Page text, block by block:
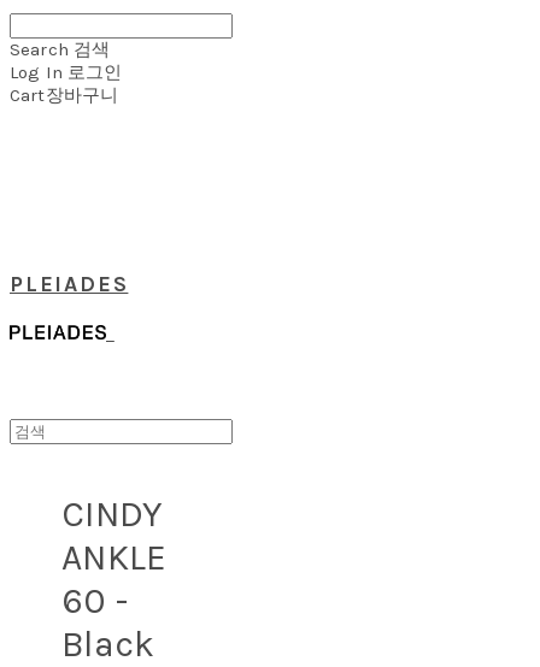
Search 검색
Log In 로그인
Cart장바구니
PLEIADES
CINDY
ANKLE
60 -
Black